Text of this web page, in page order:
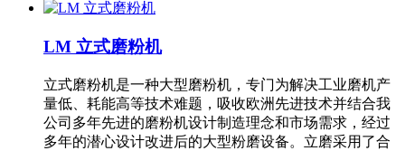
LM 立式磨粉机
立式磨粉机是一种大型磨粉机，专门为解决工业磨机产
量低、耗能高等技术难题，吸收欧洲先进技术并结合我
公司多年先进的磨粉机设计制造理念和市场需求，经过
多年的潜心设计改进后的大型粉磨设备。立磨采用了合